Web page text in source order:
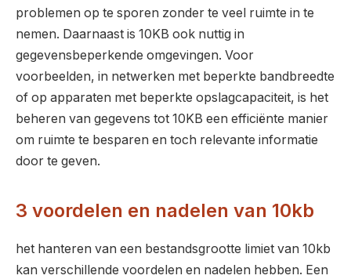
problemen op te sporen zonder te veel ruimte in te
nemen. Daarnaast is 10KB ook nuttig in
gegevensbeperkende omgevingen. Voor
voorbeelden, in netwerken met beperkte bandbreedte
of op apparaten met beperkte opslagcapaciteit, is het
beheren van gegevens tot 10KB een efficiënte manier
om ruimte te besparen en toch relevante informatie
door te geven.
3 voordelen en nadelen van 10kb
het hanteren van een bestandsgrootte limiet van 10kb
kan verschillende voordelen en nadelen hebben. Een